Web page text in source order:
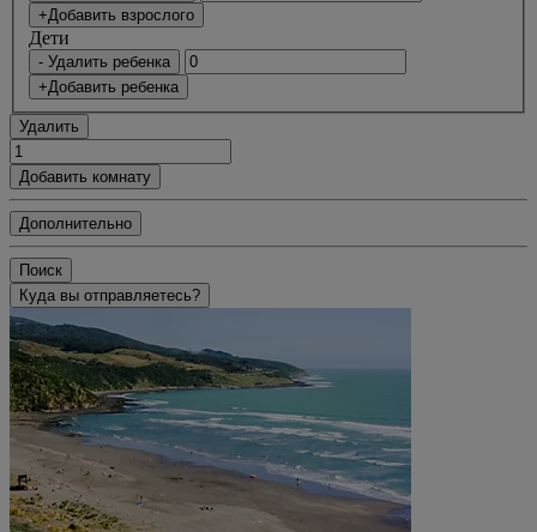
+Добавить взрослого
Дети
- Удалить ребенка
+Добавить ребенка
Удалить
Добавить комнату
Дополнительно
Поиск
Куда вы отправляетесь?